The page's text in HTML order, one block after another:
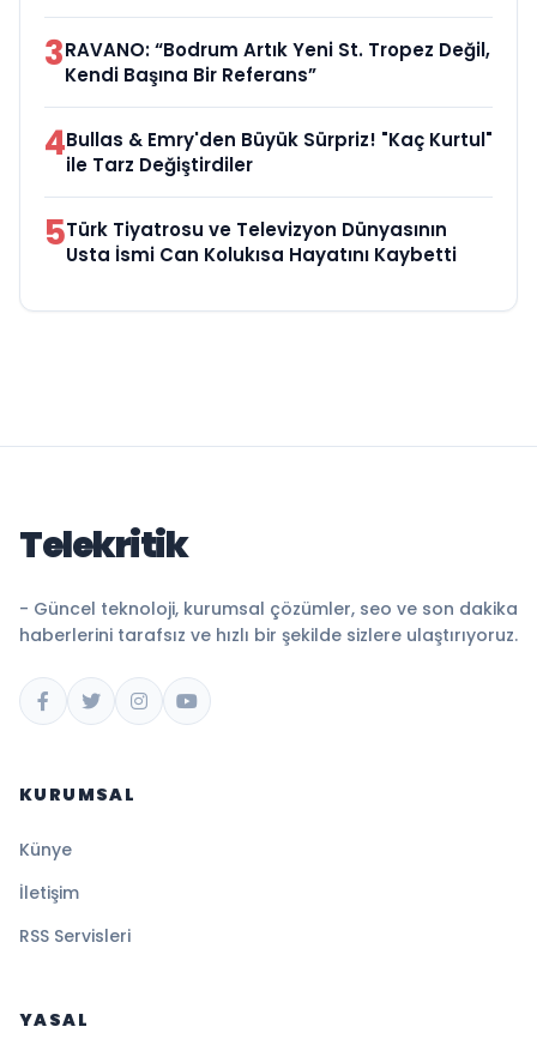
3RAVANO: “Bodrum Artık Yeni St. Tropez Değil,
Kendi Başına Bir Referans”
4Bullas & Emry'den Büyük Sürpriz! "Kaç Kurtul"
ile Tarz Değiştirdiler
5Türk Tiyatrosu ve Televizyon Dünyasının
Usta İsmi Can Kolukısa Hayatını Kaybetti
Telekritik
- Güncel teknoloji, kurumsal çözümler, seo ve son dakika
haberlerini tarafsız ve hızlı bir şekilde sizlere ulaştırıyoruz.
KURUMSAL
Künye
İletişim
RSS Servisleri
YASAL